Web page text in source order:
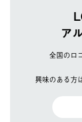
ア
全国のロ
興味のある方